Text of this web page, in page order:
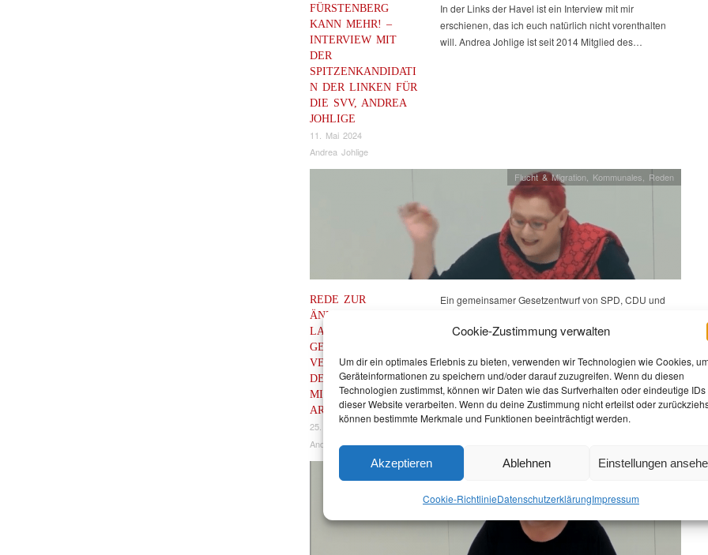
Cookie-Zustimmung verwalten
Um dir ein optimales Erlebnis zu bieten, verwenden wir Technologien wie Cookies,
Geräteinformationen zu speichern und/oder darauf zuzugreifen. Wenn du diesen
Technologien zustimmst, können wir Daten wie das Surfverhalten oder eindeutige IDs
dieser Website verarbeiten. Wenn du deine Zustimmung nicht erteilst oder
können bestimmte Merkmale und Funktionen beeinträchtigt werden.
Akzeptieren Ablehnen Einstellungen
Cookie-RichtlinieDatenschutz­erklärungImpressum
FÜRSTENBERG
KANN MEHR! –
INTERVIEW MIT
DER
SPITZENKANDIDATI
N DER LINKEN FÜR
DIE SVV, ANDREA
JOHLIGE
11. Mai 2024
Andrea Johlige
In der Links der Havel ist ein Interview mit mir
erschienen, das ich euch natürlich nicht vorenthalten
will. Andrea Johlige ist seit 2014 Mitglied des…
REDE ZUR
ÄNDERUNG DES
LANDESAUFNAHME
GESETZES –
VERLÄNGERUNG
DER
MIGRATIONSSOZIAL
ARBEIT II
25. April 2024
Andrea Johlige
Flucht & Migration, Kommunales, Reden
Ein gemeinsamer Gesetzentwurf von SPD, CDU und
Wähler zur Änderung des Landesaufnahmegesetzes
Kommunales,Reden